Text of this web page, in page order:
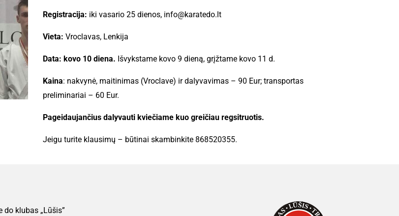
Registracija: iki vasario 25 dienos, info@karatedo.lt
Vieta: Vroclavas, Lenkija
Data: kovo 10 diena. Išvykstame kovo 9 dieną, grįžtame kovo 11 d.
Kaina: nakvynė, maitinimas (Vroclave) ir dalyvavimas – 90 Eur; transportas
preliminariai – 60 Eur.
Pageidaujančius dalyvauti kviečiame kuo greičiau regsitruotis.
Jeigu turite klausimų – būtinai skambinkite 868520355.
do klubas „Lūšis”